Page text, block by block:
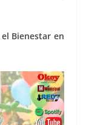
Bienestar en